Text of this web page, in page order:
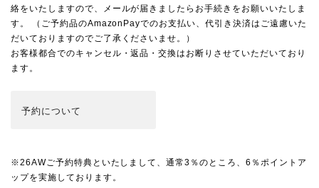
絡をいたしますので、メールが届きましたらお手続きをお願いいたしま
す。 （ご予約品のAmazonPayでのお支払い、代引き決済はご遠慮いた
だいておりますのでご了承くださいませ。）
お客様都合でのキャンセル・返品・交換はお断りさせていただいており
ます。
予約 について
※26AWご予約特典といたしまして、通常3％のところ、6％ポイントア
ップを実施しております。